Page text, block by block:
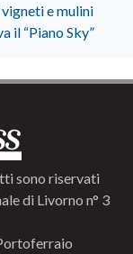
e mulini
il “Piano Sky”
sono riservati
di Livorno n° 3